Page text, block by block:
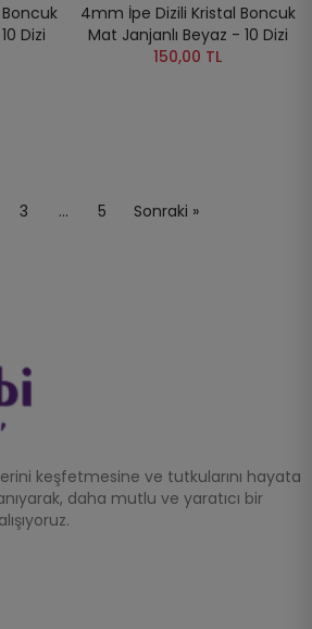
Dizi
4mm İpe Dizili Kristal Boncuk
Mat Janjanlı Beyaz - 10 Dizi
150,00 TL
3 … 5 Sonraki »
keşfetmesine ve tutkularını hayata
daha mutlu ve yaratıcı bir